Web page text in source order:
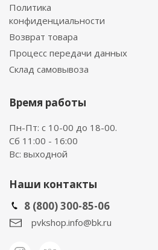
Политика
конфиденциальности
Возврат товара
Процесс передачи данных
Склад самовывоза
Время работы
Пн-Пт: с 10-00 до 18-00.
Сб 11:00 - 16:00
Вс: выходной
Наши контакты
8 (800) 300-85-06
pvkshop.info@bk.ru